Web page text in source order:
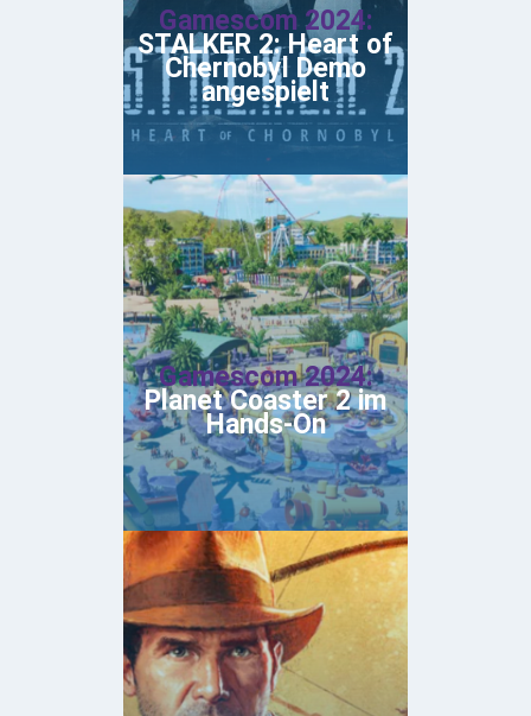
Gamescom 2024:
STALKER 2: Heart of
Chernobyl Demo
angespielt
Gamescom 2024:
Planet Coaster 2 im
Hands-On